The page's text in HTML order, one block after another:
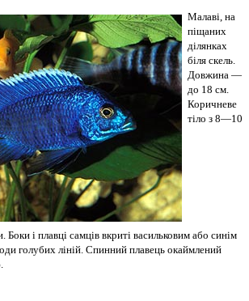
Малаві, на
піщаних
ділянках
біля скель.
Довжина —
до 18 см.
Коричневе
тіло з 8—10
і плавці самців вкриті васильковим або синім
голубих ліній. Спинний плавець окаймлений